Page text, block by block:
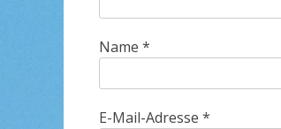
Name *
E-Mail-Adresse *